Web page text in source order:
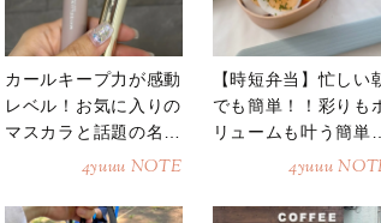
カールキープ力が感動
レベル！お気に入りの
マスカラと話題の名品
4yuuu NOTE
【時短弁当】忙しい
でも簡単！！彩りも
リュームも叶う簡単そ
4yuuu